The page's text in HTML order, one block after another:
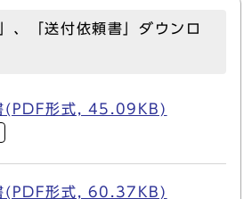
、「送付依頼書」ダウンロ
(PDF形式, 45.09KB)
(PDF形式, 60.37KB)